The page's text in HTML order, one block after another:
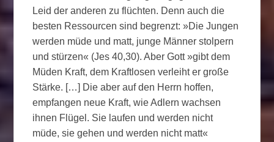
Leid der anderen zu flüchten. Denn auch die
besten Ressourcen sind begrenzt: »Die Jungen
werden müde und matt, junge Männer stolpern
und stürzen« (Jes 40,30). Aber Gott »gibt dem
Müden Kraft, dem Kraftlosen verleiht er große
Stärke. […] Die aber auf den Herrn hoffen,
empfangen neue Kraft, wie Adlern wachsen
ihnen Flügel. Sie laufen und werden nicht
müde, sie gehen und werden nicht matt«